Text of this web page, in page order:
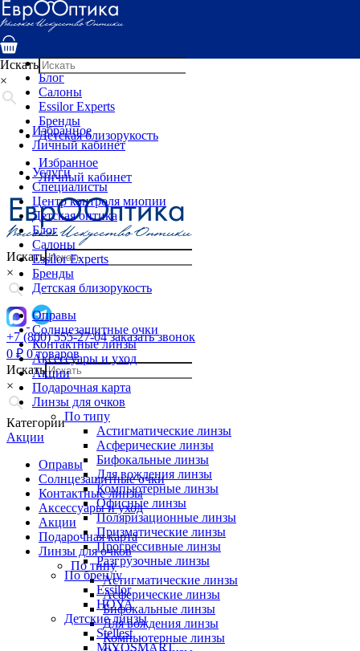
Услуги
Специалисты
Детская оптика
Блог
Салоны
Essilor Experts
Бренды
Детская близорукость
Избранное
Личный кабинет
Искать
×
+7 (800) 555-27-04 заказать звонок
0 ₽ 0 товаров
Искать
×
Категории
Акции
Оправы
Солнцезащитные очки
Контактные линзы
Аксессуары и уход
Акции
Подарочная карта
Линзы для очков
По типу
Астигматические линзы
Асферические линзы
Бифокальные линзы
Для вождения линзы
Компьютерные линзы
Искать
×
Избранное
Личный кабинет
Услуги
Специалисты
Центр контроля миопии
Детская оптика
Блог
Салоны
Essilor Experts
Бренды
Детская близорукость
Оправы
Солнцезащитные очки
Контактные линзы
Аксессуары и уход
Акции
Подарочная карта
Линзы для очков
По типу
Астигматические линзы
Асферические линзы
Бифокальные линзы
Для вождения линзы
Компьютерные линзы
Офисные линзы
Поляризационные линзы
Призматические линзы
Прогрессивные линзы
Разгрузочные линзы
По бренду
Essilor
HOYA
Детские линзы
Stellest
MiYOSMART